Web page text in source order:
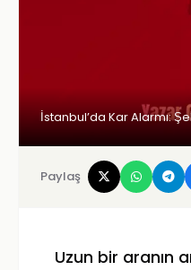
İstanbul’da Kar Alarmı:
Paylaş
Uzun bir aranın